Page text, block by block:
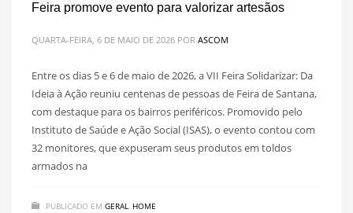
Feira promove evento para valorizar artesãos
QUARTA-FEIRA, 6 DE MAIO DE 2026 POR ASCOM
Entre os dias 5 e 6 de maio de 2026, a VII Feira Solidarizar: Da
Ideia à Ação reuniu centenas de pessoas de Feira de Santana,
com destaque para os bairros periféricos. Promovido pelo
Instituto de Saúde e Ação Social (ISAS), o evento contou com
32 monitores, que expuseram seus produtos em toldos
armados na
PUBLICADO EM GERAL, HOME